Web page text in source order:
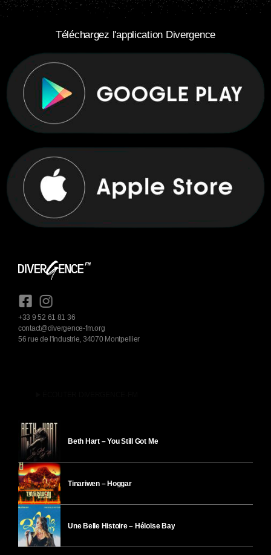
Téléchargez l'application Divergence
+33 9 52 61 81 36
contact@divergence-fm.org
56 rue de l'industrie, 34070 Montpellier
Beth Hart – You Still Got Me
Tinariwen – Hoggar
Une Belle Histoire – Héloïse Bay